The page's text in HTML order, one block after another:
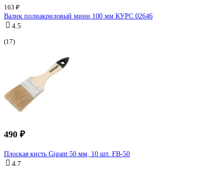
163 ₽
Валик полиакриловый мини 100 мм КУРС 02646
4.5
(17)
490 ₽
Плоская кисть Gigant 50 мм, 10 шт. FB-50
4.7